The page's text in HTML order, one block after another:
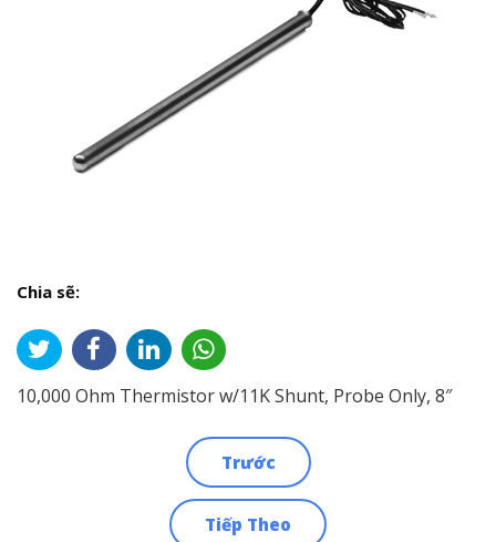
Chia sẽ:
10,000 Ohm Thermistor w/11K Shunt, Probe Only, 8″
Trước
Tiếp Theo